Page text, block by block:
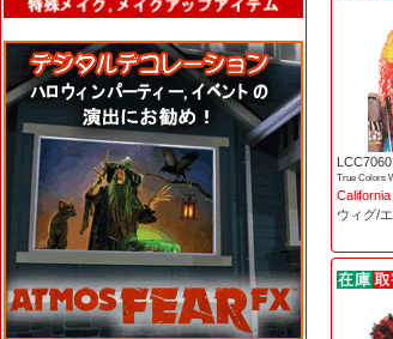
True Colors
ウィグ/